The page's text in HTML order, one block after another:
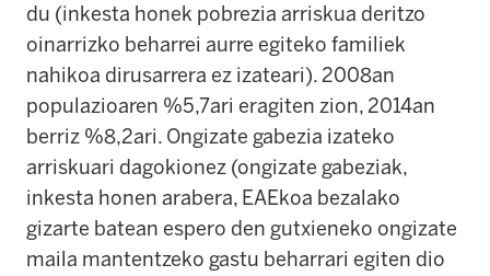
du (inkesta honek pobrezia arriskua deritzo
oinarrizko beharrei aurre egiteko familiek
nahikoa dirusarrera ez izateari). 2008an
populazioaren %5,7ari eragiten zion, 2014an
berriz %8,2ari. Ongizate gabezia izateko
arriskuari dagokionez (ongizate gabeziak,
inkesta honen arabera, EAEkoa bezalako
gizarte batean espero den gutxieneko ongizate
maila mantentzeko gastu beharrari egiten dio